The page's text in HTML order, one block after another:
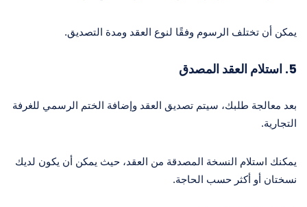
يمكن أن تختلف الرسوم وفقًا لنوع العقد ومدة التصديق.
5. استلام العقد المصدق
بعد معالجة طلبك، سيتم تصديق العقد وإضافة الختم الرسمي للغرفة
التجارية.
يمكنك استلام النسخة المصدقة من العقد، حيث يمكن أن يكون لديك
نسختان أو أكثر حسب الحاجة.